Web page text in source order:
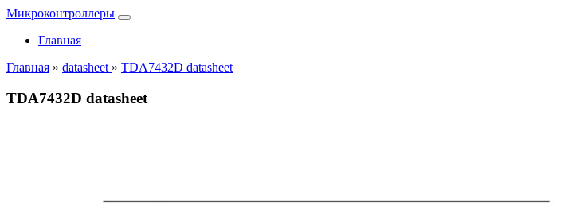
Микроконтроллеры
Главная
Главная » datasheet » TDA7432D datasheet
TDA7432D datasheet